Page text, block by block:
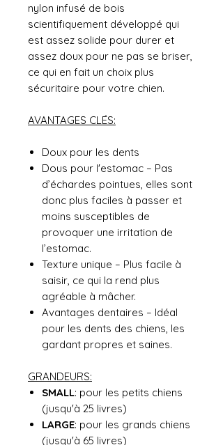
nylon infusé de bois
scientifiquement développé qui
est assez solide pour durer et
assez doux pour ne pas se briser,
ce qui en fait un choix plus
sécuritaire pour votre chien.
AVANTAGES CLÉS:
Doux pour les dents
Dous pour l'estomac – Pas
d’échardes pointues, elles sont
donc plus faciles à passer et
moins susceptibles de
provoquer une irritation de
l’estomac.
Texture unique – Plus facile à
saisir, ce qui la rend plus
agréable à mâcher.
Avantages dentaires – Idéal
pour les dents des chiens, les
gardant propres et saines.
GRANDEURS:
SMALL: pour les petits chiens
(jusqu'à 25 livres)
LARGE: pour les grands chiens
(jusqu'à 65 livres)